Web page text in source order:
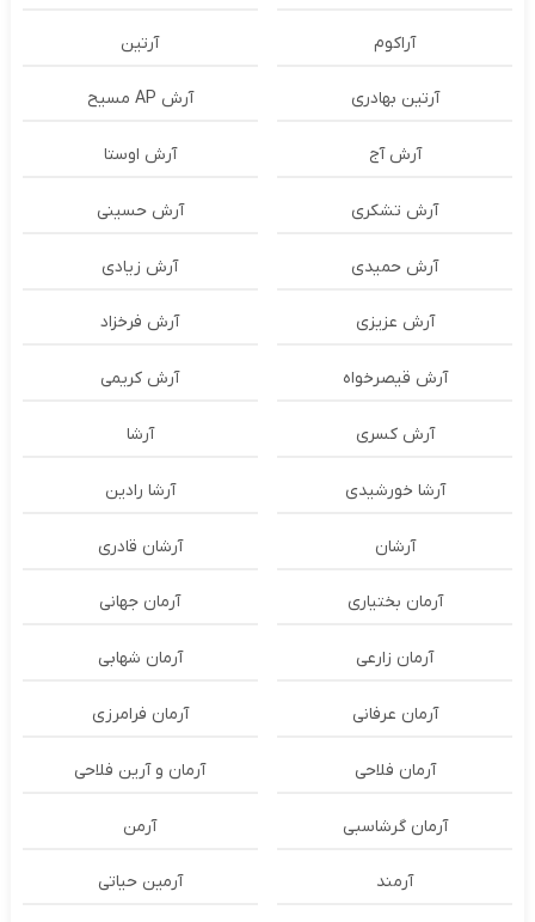
آراکوم آرتین
آرتین بهادری آرش AP مسیح
آرش آج آرش اوستا
آرش تشکری آرش حسینی
آرش حمیدی آرش زیادی
آرش عزیزی آرش فرخزاد
آرش قیصرخواه آرش کریمی
آرش کسری آرشا
آرشا خورشیدی آرشا رادین
آرشان آرشان قادری
آرمان بختیاری آرمان جهانی
آرمان زارعی آرمان شهابی
آرمان عرفانی آرمان فرامرزی
آرمان فلاحی آرمان و آرین فلاحی
آرمان گرشاسبی آرمن
آرمند آرمین حیاتی